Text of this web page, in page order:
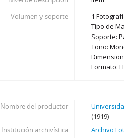
Volumen y soporte
1
Tipo de
Soporte:
Tono:
Formato:
Nombre del productor
(1919)
Institución archivística
Archivo